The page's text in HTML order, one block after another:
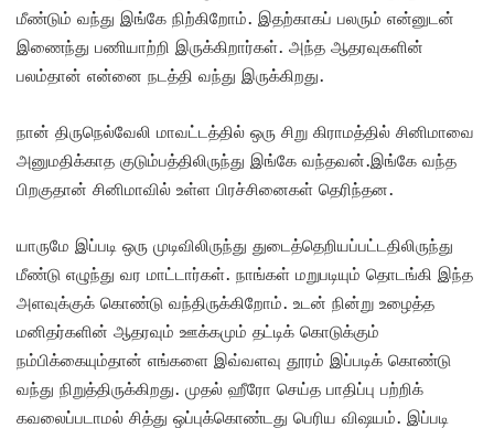
மீண்டும் வந்து இங்கே நிற்கிறோம். இதற்காகப் பலரும் என்னுடன்
இணைந்து பணியாற்றி இருக்கிறார்கள். அந்த ஆதரவுகளின்
பலம்தான் என்னை நடத்தி வந்து இருக்கிறது.
நான் திருநெல்வேலி மாவட்டத்தில் ஒரு சிறு கிராமத்தில் சினிமாவை
அனுமதிக்காத குடும்பத்திலிருந்து இங்கே வந்தவன்.இங்கே வந்த
பிறகுதான் சினிமாவில் உள்ள பிரச்சினைகள் தெரிந்தன.
யாருமே இப்படி ஒரு முடிவிலிருந்து துடைத்தெறியப்பட்டதிலிருந்து
மீண்டு எழுந்து வர மாட்டார்கள். நாங்கள் மறுபடியும் தொடங்கி இந்த
அளவுக்குக் கொண்டு வந்திருக்கிறோம். உடன் நின்று உழைத்த
மனிதர்களின் ஆதரவும் ஊக்கமும் தட்டிக் கொடுக்கும்
நம்பிக்கையும்தான் எங்களை இவ்வளவு தூரம் இப்படிக் கொண்டு
வந்து நிறுத்திருக்கிறது. முதல் ஹீரோ செய்த பாதிப்பு பற்றிக்
கவலைப்படாமல் சித்து ஒப்புக்கொண்டது பெரிய விஷயம். இப்படி